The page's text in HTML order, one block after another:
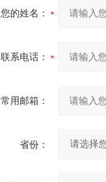
您的姓名：
联系电话：
常用邮箱：
省份：